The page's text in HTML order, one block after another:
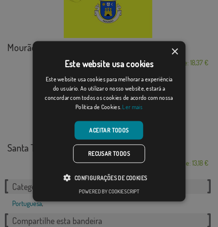
Mourão
Desde: 18,37 €
Santa Tecla de Basto
Desde: 13,18 €
Categorias relacionadas:
Portuguesa,
Compartilhe esta bandeira
×
Este website usa cookies
Este website usa cookies para melhorar a experiência
do usuário. Ao utilizar o nosso website, estará a
concordar com todos os cookies de acordo com nossa
Política de Cookies. Ler mais
ACEITAR TODOS
RECUSAR TODOS
CONFIGURAÇÕES DE COOKIES
POWERED BY COOKIESCRIPT